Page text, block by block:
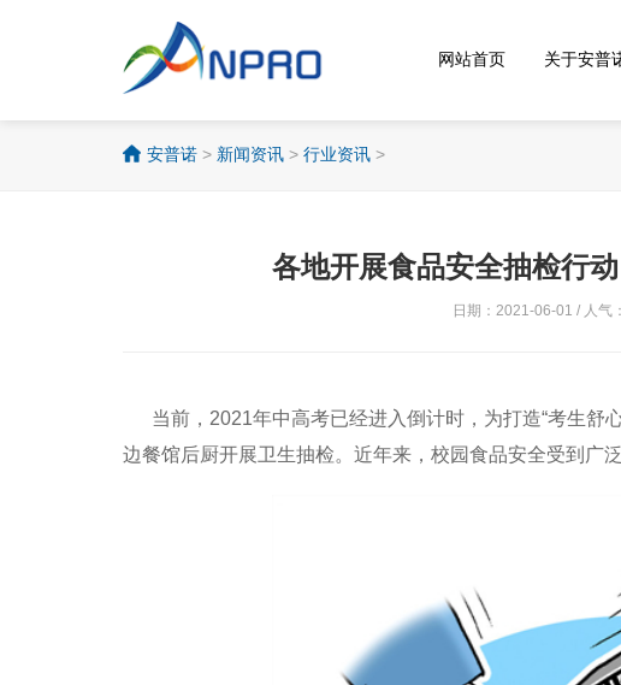
网站首页 关于安普
安普诺 > 新闻资讯 > 行业资讯 >
各地开展食品安全抽检行
日期：2021-06-01 / 人气
当前，2021年中高考已经进入倒计时，为打造“考生舒
边餐馆后厨开展卫生抽检。近年来，校园食品安全受到广